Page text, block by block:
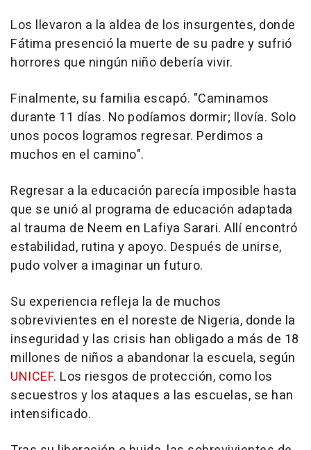
Los llevaron a la aldea de los insurgentes, donde
Fátima presenció la muerte de su padre y sufrió
horrores que ningún niño debería vivir.
Finalmente, su familia escapó. "Caminamos
durante 11 días. No podíamos dormir; llovía. Solo
unos pocos logramos regresar. Perdimos a
muchos en el camino".
Regresar a la educación parecía imposible hasta
que se unió al programa de educación adaptada
al trauma de Neem en Lafiya Sarari. Allí encontró
estabilidad, rutina y apoyo. Después de unirse,
pudo volver a imaginar un futuro.
Su experiencia refleja la de muchos
sobrevivientes en el noreste de Nigeria, donde la
inseguridad y las crisis han obligado a más de 18
millones de niños a abandonar la escuela, según
UNICEF. Los riesgos de protección, como los
secuestros y los ataques a las escuelas, se han
intensificado.